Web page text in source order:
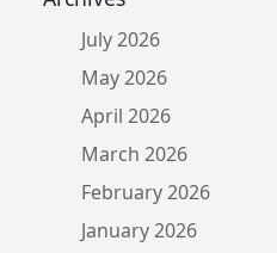
July 2026
May 2026
April 2026
March 2026
February 2026
January 2026